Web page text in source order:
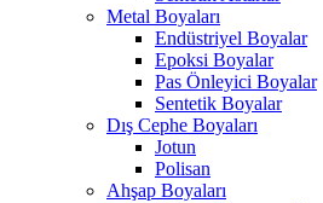
Metal Boyaları
Endüstriyel Boyalar
Epoksi Boyalar
Pas Önleyici Boyalar
Sentetik Boyalar
Dış Cephe Boyaları
Jotun
Polisan
Ahşap Boyaları